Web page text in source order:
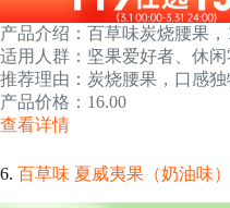
产品介绍：百草味炭烧腰果
适用人群：坚果爱好者、休闲
推荐理由：炭烧腰果，口感独
产品价格：16.00
查看详情
6. 百草味 夏威夷果（奶油味